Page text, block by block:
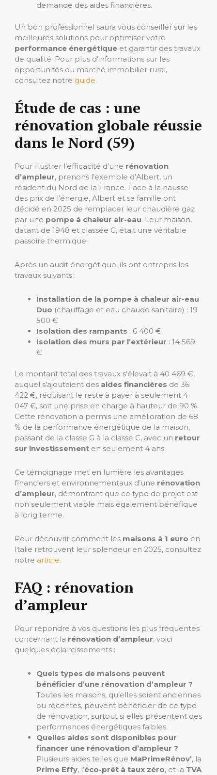
demande des aides financières.
Un bon professionnel saura vous conseiller sur les
meilleures solutions pour optimiser votre
performance énergétique et garantir des travaux
de qualité. Pour plus d’informations sur les
opportunités du marché immobilier rural,
consultez notre guide.
Étude de cas : une
rénovation globale réussie
dans le Nord (59)
Pour illustrer l’efficacité d’une rénovation
d’ampleur, prenons l’exemple d’Albert, un
résident du Nord de la France. Face à la hausse
des prix de l’énergie, Albert et sa famille ont
décidé en 2025 de remplacer leur chaudière gaz
par une pompe à chaleur air-eau. Leur maison,
datant de 1948 et classée G, était une véritable
passoire thermique.
Après un audit énergétique, ils ont entrepris les
travaux suivants :
Installation de la pompe à chaleur air-eau
Duo (chauffage et eau chaude sanitaire) : 19
500 €
Isolation des rampants : 6 400 €
Isolation des murs par l’extérieur : 14 569
€
Le montant total des travaux s’élevait à 40 469 €,
auquel s’ajoutaient des aides financières de 36
422 €, réduisant le reste à payer à seulement 4
047 €, soit une prise en charge à hauteur de 90 %.
Cette rénovation a permis une amélioration de 68
% de la performance énergétique de la maison,
passant de la classe G à la classe C, avec un retour
sur investissement en seulement 4 ans.
Ce témoignage met en lumière les avantages
financiers et environnementaux d’une rénovation
d’ampleur, démontrant que ce type de projet est
non seulement viable mais également bénéfique
à long terme.
Pour découvrir comment les maisons à 1 euro en
Italie retrouvent leur splendeur en 2025, consultez
notre article.
FAQ : rénovation
d’ampleur
Pour répondre à vos questions les plus fréquentes
concernant la rénovation d’ampleur, voici
quelques éclaircissements :
Quels types de maisons peuvent
bénéficier d’une rénovation d’ampleur ?
Toutes les maisons, qu’elles soient anciennes
ou récentes, peuvent bénéficier de ce type
de rénovation, surtout si elles présentent des
performances énergétiques faibles.
Quelles aides sont disponibles pour
financer une rénovation d’ampleur ?
Plusieurs aides telles que MaPrimeRénov’, la
Prime Effy, l’éco-prêt à taux zéro, et la TVA